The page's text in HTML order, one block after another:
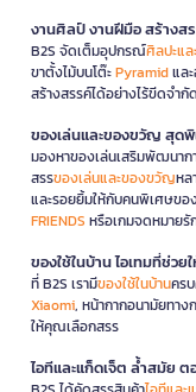
งานศิลป์ งานฝีมือ สร้างส
B2S จัดเต็มอุปกรณ์ศิลปะแ
ขาตั้งไม้บนโต๊ะPyramidแล
สร้างสรรค์ได้อย่างไร้ขีดจำกัด
ของเล่นและของขวัญ สุด
มองหาของเล่นเสริมพัฒนา
สรรของเล่นและของขวัญหล
และรอยยิ้มให้กับคนพิเศษขอ
FRIENDS หรือเกมจดหมายรั
ของใช้ในบ้าน ไอเทมที่ช่ว
ที่ B2S เรามีของใช้ในบ้านคร
Xiaomi, หน้ากากอนามัยทาง
ให้คุณเลือกสรร
ไอทีและแก็ดเจ็ต ล้ำสมัย